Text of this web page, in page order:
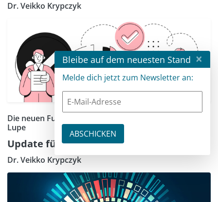
Dr. Veikko Krypczyk
Die neuen Funktionen von RAD Studio 12.2 unter der
Lupe
Update für Delphi und den C++Builder
Dr. Veikko Krypczyk
Bleibe auf dem neuesten Stand ×
Melde dich jetzt zum Newsletter an: